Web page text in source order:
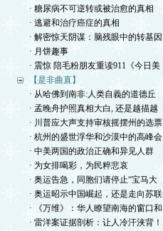
· 糖尿病不可逆转或被治愈的真相
· 逃避和治疗癌症的真相
· 解密惊天阴谋：脑残眼中的转基因
· 月饼趣事
· 震惊 陪毛粉朋友重读911《今日美
【是非曲直】
· 从哈佛到南非:人类自義的道德丘
· 孟晚舟护照真相大白, 还是越描越
· 川普应大声支持审核摇摆州的选票
· 杭州的盛世浮华和沙漠中的高峰会
· 中美两国的政治正确和异见人群
· 为女排喝彩，为民粹悲哀
· 奥运告急，同胞们请停止“宝马大
· 奥运昭示中国崛起，还是走向苏联
· 《万维》：华人瞭望南海的窗口和
· 雷洋案证据剖析：让人冷汗浃背！